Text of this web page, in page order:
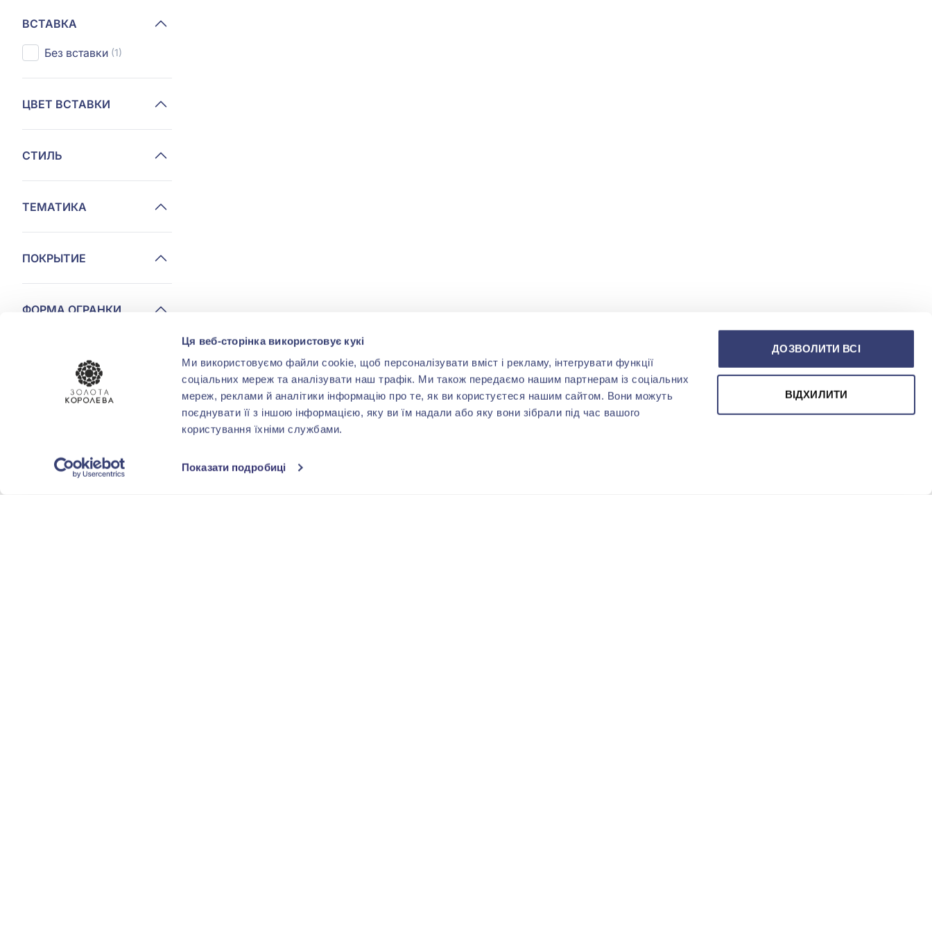
Ця веб-сторінка використовує кукі
Ми використовуємо файли cookie, щоб персоналізувати вміст і рекламу, інтегрувати функції
соціальних мереж та аналізувати наш трафік. Ми також передаємо нашим партнерам із соціальних
мереж, реклами й аналітики інформацію про те, як ви користуєтеся нашим сайтом. Вони можуть
поєднувати її з іншою інформацією, яку ви їм надали або яку вони зібрали під час вашого
користування їхніми службами.
Показати подробиці
ДОЗВОЛИТИ ВСІ
ВІДХИЛИТИ
ВСТАВКА
Без вставки (1)
ЦВЕТ ВСТАВКИ
СТИЛЬ
ТЕМАТИКА
ПОКРЫТИЕ
ФОРМА ОГРАНКИ
Дяде (1)
Запорожье (1)